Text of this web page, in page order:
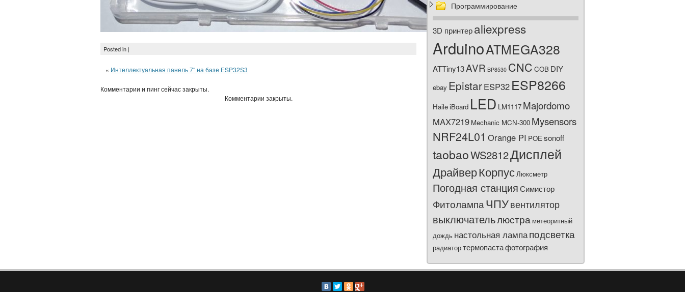
Posted in |
« Интеллектуальная панель 7″ на базе ESP32S3
Комментарии и пинг сейчас закрыты.
Комментарии закрыты.
Программирование
3D принтерaliexpress
ArduinoATMEGA328
ATTiny13AVR BP8530 CNC COB DIY
ebay EpistarESP32 ESP8266
HaileiBoard LED LM1117 Majordomo
MAX7219 Mechanic MCN-300 Mysensors
NRF24L01 Orange PI POEsonoff
taobaoWS2812Дисплей
ДрайверКорпусЛюксметр
Погодная станцияСимистор
ФитолампаЧПУвентилятор
выключательлюстра метеоритный
дождь настольная лампаподсветка
радиатортермопастафотография